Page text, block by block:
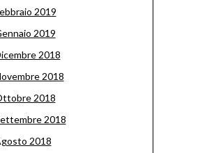
2019
2019
2018
2018
2018
2018
2018